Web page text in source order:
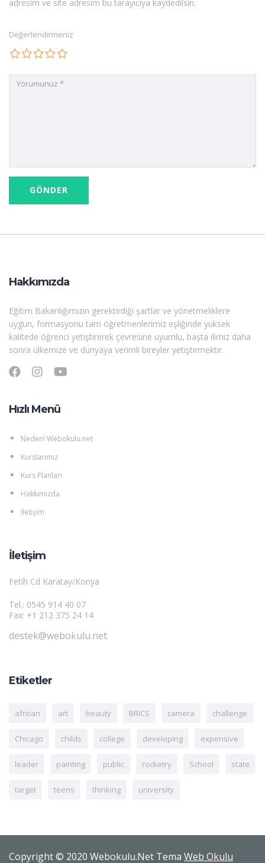
adresim ve site adresim bu tarayıcıya kaydedilsin.
Değerlendirmeniz
Hakkımızda
Eğitim Bakanlığımızın gerektirdiği şartlar ve yönetmeliklere
uygun, formasyonu tam öğretmenlerimiz eşliğinde yüksek
kalitede öğrenci yetiştirerek çevresine uyumlu, başta ilimiz daha
sonra ülkemize ve dünyaya verimli bireyler yetiştirmektir.
Hızlı Menü
Neden! Webokulu.net
Kurslarımız
Kurs Planları
Hakkımızda
İletişim
İletişim
Fetih Cd Karatay/Konya
Tel.: 0545 914 40 07
Fax: +1 212 375 24 14
destek@webokulu.net
Etiketler
african art beauty BRICS camera challenge
Chicago childs college developing expensive
leader painting public rocketry School state
target teens thinking university
Copyright © 2020 Webokulu.Net Tema Web Okulu